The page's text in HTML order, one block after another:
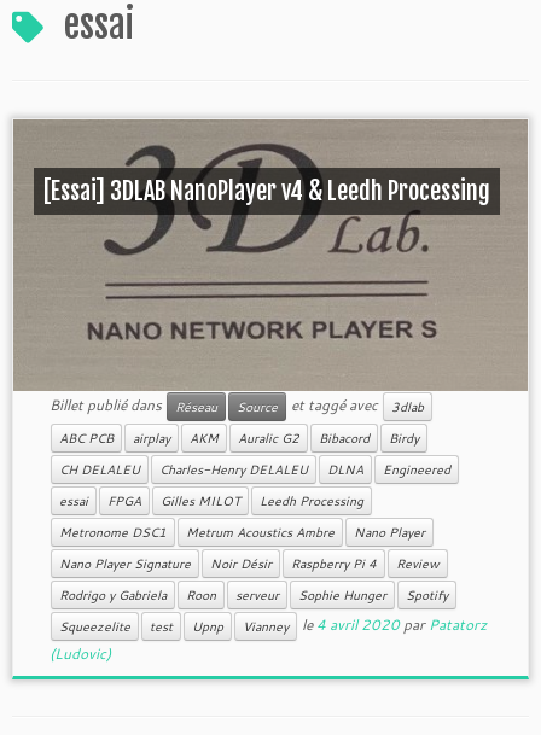
essai
[Essai] 3DLAB NanoPlayer v4 & Leedh Processing
Billet publié dans Réseau Source et taggé avec
3dlab
ABC PCB
airplay AKM Auralic G2 Bibacord
Birdy
CH DELALEU
Charles-Henry DELALEU DLNA
Engineered
essai
FPGA Gilles MILOT
Leedh Processing
Metronome DSC1
Metrum Acoustics Ambre
Nano Player
Nano Player Signature
Noir Désir Raspberry Pi 4
Review
Rodrigo y Gabriela
Roon serveur Sophie Hunger
Spotify
Squeezelite
test Upnp Vianney le4 avril 2020 parPatatorz
(Ludovic)